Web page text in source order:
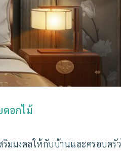
ดอกไม้
ริมมงคลให้กับบ้านและครอบครั